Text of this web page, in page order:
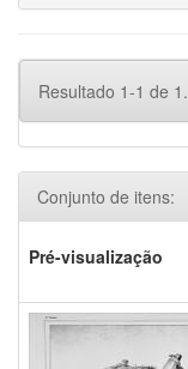
Resultado 1-1 de 1.
Conjunto de itens:
Pré-visualização